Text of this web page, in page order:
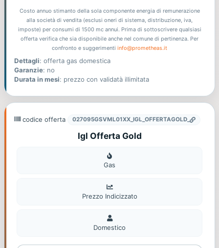
Costo annuo stimanto della sola componente energia di remunerazione
alla società di vendita (esclusi oneri di sistema, distribuzione, iva,
imposte) per consumi di 1500 mc annui. Prima di sottoscrivere qualsiasi
offerta verifica che sia disponibile anche nel comune di pertinenza. Per
confronto e suggerimenti info@prometheas.it
Dettagli: offerta gas domestica
Garanzie: no
Durata in mesi: prezzo con validatà illimitata
codice offerta 027095GSVML01XX_IGL_OFFERTAGOLD_
Igl Offerta Gold
Gas
Gas
Prezzo Indicizzato
Domestico
Domestico